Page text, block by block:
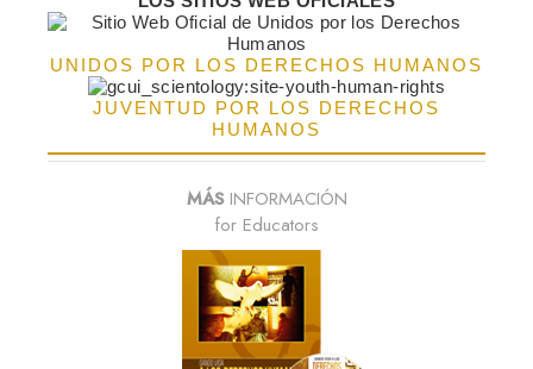
UNIDOS POR LOS DERECHOS HUMANOS
JUVENTUD POR LOS DERECHOS
HUMANOS
MÁSINFORMACIÓN
for Educators